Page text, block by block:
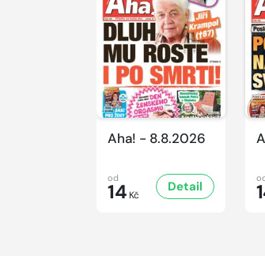
Aha! - 8.8.2026
od
14 Kč
Detail